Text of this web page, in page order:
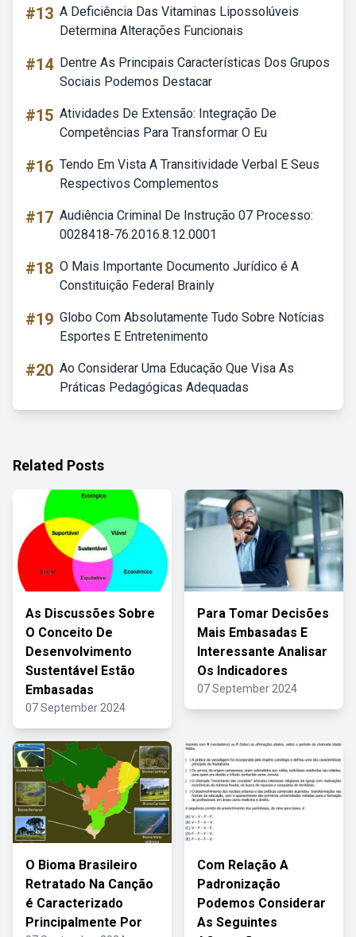
#13 A Deficiência Das Vitaminas Lipossolúveis
Determina Alterações Funcionais
#14 Dentre As Principais Características Dos Grupos
Sociais Podemos Destacar
#15 Atividades De Extensão: Integração De
Competências Para Transformar O Eu
#16 Tendo Em Vista A Transitividade Verbal E Seus
Respectivos Complementos
#17 Audiência Criminal De Instrução 07 Processo:
0028418-76.2016.8.12.0001
#18 O Mais Importante Documento Jurídico é A
Constituição Federal Brainly
#19 Globo Com Absolutamente Tudo Sobre Notícias
Esportes E Entretenimento
#20 Ao Considerar Uma Educação Que Visa As
Práticas Pedagógicas Adequadas
Related Posts
As Discussões Sobre
O Conceito De
Desenvolvimento
Sustentável Estão
Embasadas
07 September 2024
Para Tomar Decisões
Mais Embasadas E
Interessante Analisar
Os Indicadores
07 September 2024
O Bioma Brasileiro
Retratado Na Canção
é Caracterizado
Principalmente Por
Com Relação A
Padronização
Podemos Considerar
As Seguintes